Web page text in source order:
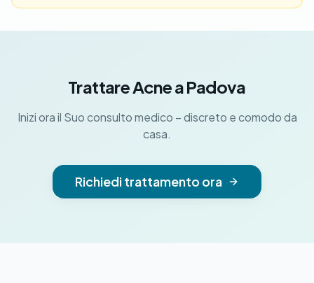
Trattare Acne a Padova
Inizi ora il Suo consulto medico – discreto e comodo da
casa.
Richiedi trattamento ora